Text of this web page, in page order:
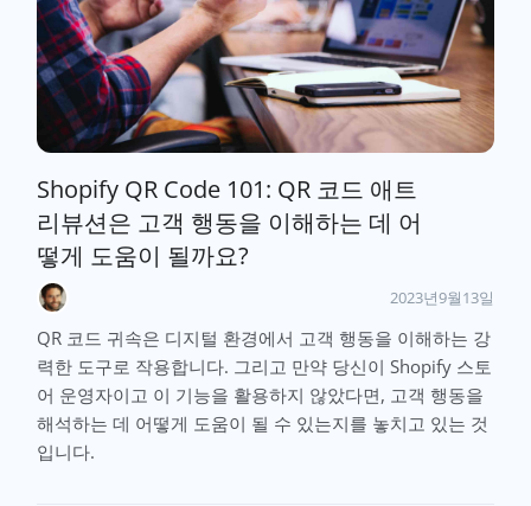
Shopify QR Code 101: QR 코드 애트
리뷰션은 고객 행동을 이해하는 데 어
떻게 도움이 될까요?
2023년9월13일
QR 코드 귀속은 디지털 환경에서 고객 행동을 이해하는 강
력한 도구로 작용합니다. 그리고 만약 당신이 Shopify 스토
어 운영자이고 이 기능을 활용하지 않았다면, 고객 행동을
해석하는 데 어떻게 도움이 될 수 있는지를 놓치고 있는 것
입니다.